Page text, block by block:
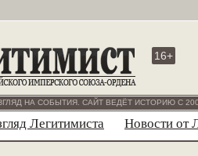
16+
НА СОБЫТИЯ. САЙТ ВЕДЁТ ИСТОРИЮ С
Легитимиста Новости от